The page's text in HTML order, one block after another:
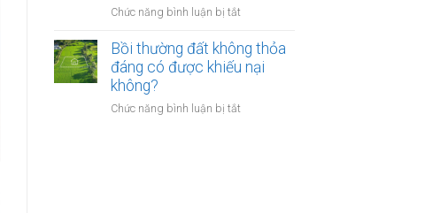
nhà
sẽ
thực
Chức năng bình luận bị tắt
phải
chuyển
khoản
mua
Bồi thường đất không thỏa
đáng có được khiếu nại
không?
Chức năng bình luận bị tắt